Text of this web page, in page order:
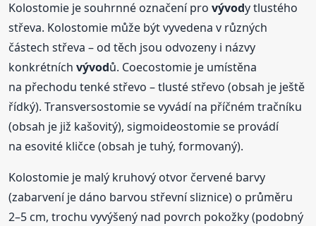
Kolostomie je souhrnné označení provývody tlustého
střeva. Kolostomie může být vyvedena v různých
částech střeva – od těch jsou odvozeny i názvy
konkrétníchvývodů. Coecostomie je umístěna
na přechodu tenké střevo – tlusté střevo (obsah je ještě
řídký). Transversostomie se vyvádí na příčném tračníku
(obsah je již kašovitý), sigmoideostomie se provádí
na esovité kličce (obsah je tuhý, formovaný).
Kolostomie je malý kruhový otvor červené barvy
(zabarvení je dáno barvou střevní sliznice) o průměru
2–5 cm, trochu vyvýšený nad povrch pokožky (podobný